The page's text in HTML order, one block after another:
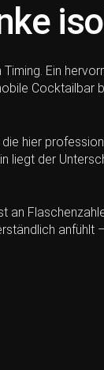
Ein
hier
liegt der